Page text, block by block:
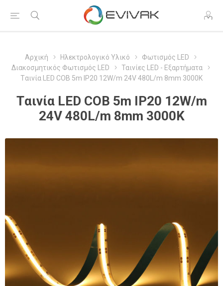
Αρχική Ηλεκτρολογικό Υλικό
Φωτισμός LED
Διακοσμητικός Φωτισμός LED
Ταινίες LED - Εξαρτήματα
Tαινία LED COB 5m IP20 12W/m 24V 480L/m 8mm 3000K
Tαινία LED COB 5m IP20 12W/m
24V 480L/m 8mm 3000K